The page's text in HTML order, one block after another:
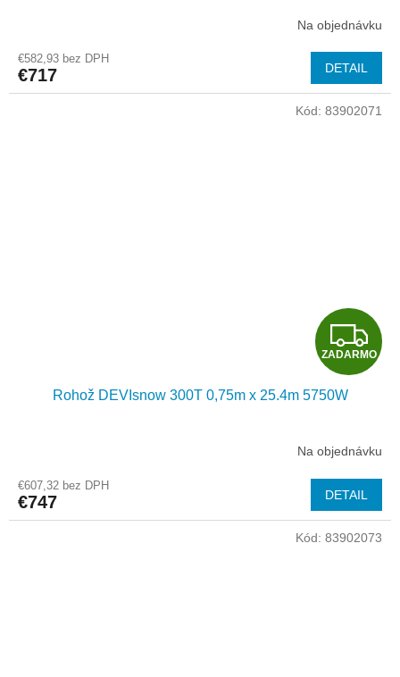
A
R
M
Na objednávku
€582,93 bez DPH
€717 DETAIL
Z
A
A
R
M
ZADARMO
Rohož DEVIsnow 300T 0,75m x 25.4m 5750W
Na objednávku
€607,32 bez DPH
€747 DETAIL
Kód: 83902071
Kód: 83902073